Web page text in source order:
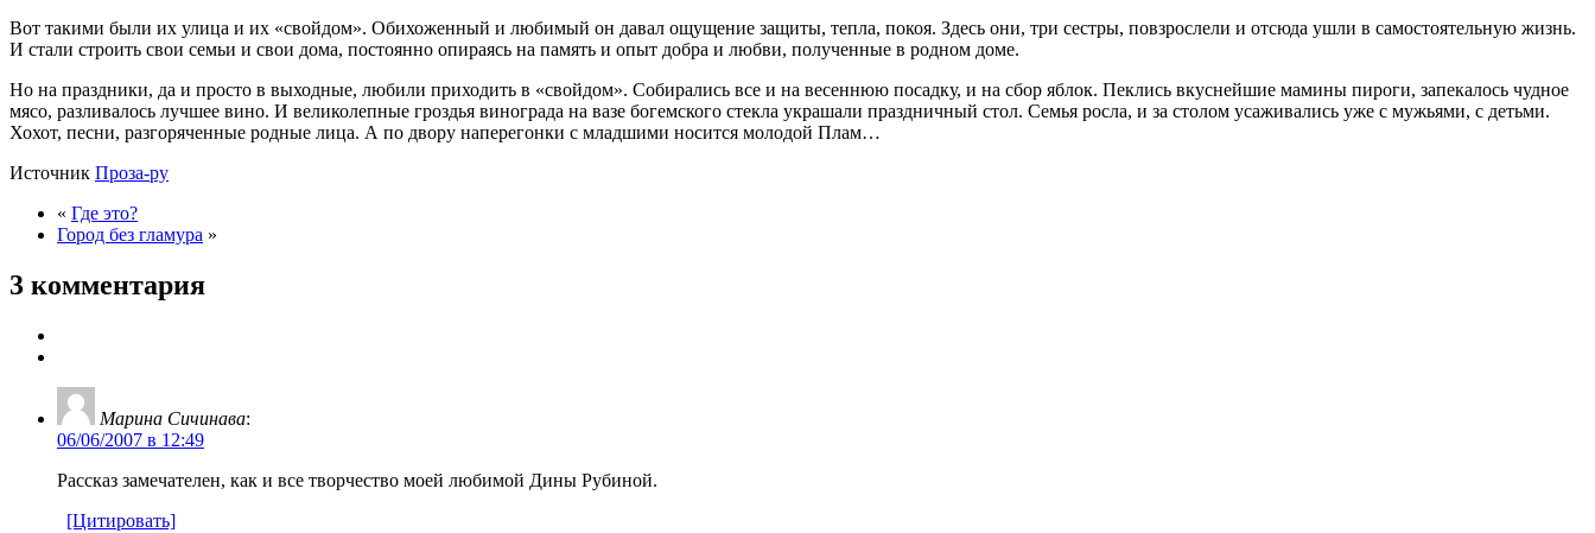
Вот такими были их улица и их «свойдом». Обихоженный и любимый он давал ощущение защиты, тепла, покоя. Здесь они, три сестры, повзрослели и отсюда ушли в самостоятельную жизнь.
И стали строить свои семьи и свои дома, постоянно опираясь на память и опыт добра и любви, полученные в родном доме.
Но на праздники, да и просто в выходные, любили приходить в «свойдом». Собирались все и на весеннюю посадку, и на сбор яблок. Пеклись вкуснейшие мамины пироги, запекалось чудное
мясо, разливалось лучшее вино. И великолепные гроздья винограда на вазе богемского стекла украшали праздничный стол. Семья росла, и за столом усаживались уже с мужьями, с детьми.
Хохот, песни, разгоряченные родные лица. А по двору наперегонки с младшими носится молодой Плам…
Источник Проза-ру
« Где это?
Город без гламура »
3 комментария
Марина Сичинава:
06/06/2007 в 12:49
Рассказ замечателен, как и все творчество моей любимой Дины Рубиной.
[Цитировать]